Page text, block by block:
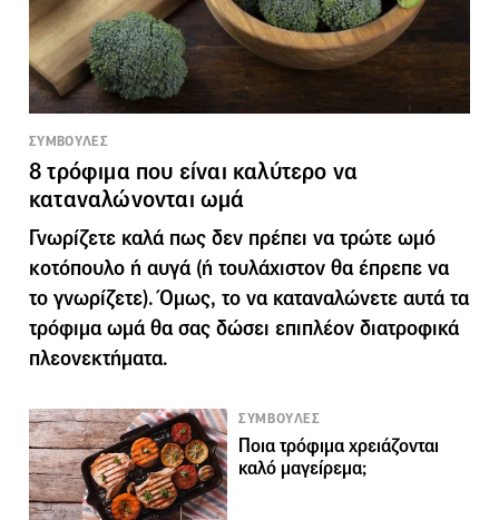
ΣΥΜΒΟΥΛΕΣ
8 τρόφιμα που είναι καλύτερο να
καταναλώνονται ωμά
Γνωρίζετε καλά πως δεν πρέπει να τρώτε ωμό
κοτόπουλο ή αυγά (ή τουλάχιστον θα έπρεπε να
το γνωρίζετε). Όμως, το να καταναλώνετε αυτά τα
τρόφιμα ωμά θα σας δώσει επιπλέον διατροφικά
πλεονεκτήματα.
ΣΥΜΒΟΥΛΕΣ
Ποια τρόφιμα χρειάζονται
καλό μαγείρεμα;